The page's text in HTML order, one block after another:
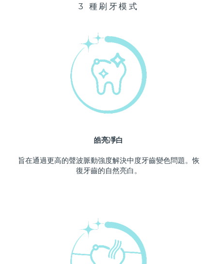
3 種刷牙模式
皓亮凈白
旨在通過更高的聲波脈動強度解決中度牙齒變色問題。恢
復牙齒的自然亮白。
中國澳門特別行政區 預計送達日期
預計送達日期
預計送達日期
預計送達日期
預計送達日期